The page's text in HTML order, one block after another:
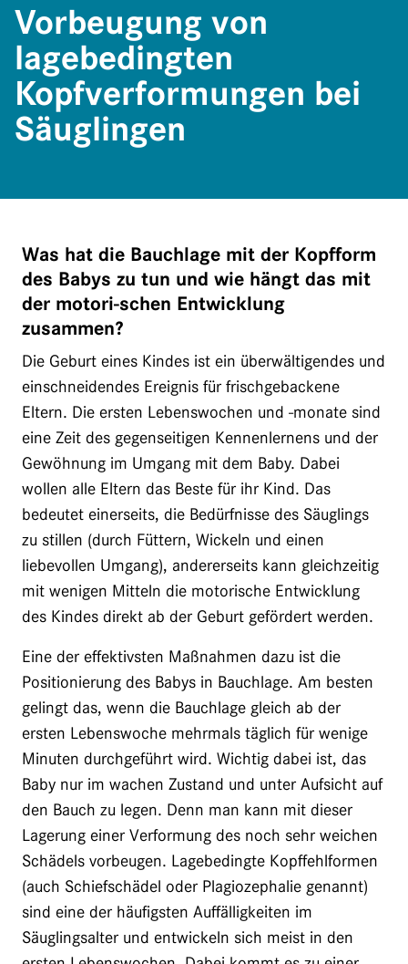
Vorbeugung von
lagebedingten
Kopfverformungen bei
Säuglingen
Was hat die Bauchlage mit der Kopfform
des Babys zu tun und wie hängt das mit
der motori-schen Entwicklung
zusammen?
Die Geburt eines Kindes ist ein überwältigendes und
einschneidendes Ereignis für frischgebackene
Eltern. Die ersten Lebenswochen und -monate sind
eine Zeit des gegenseitigen Kennenlernens und der
Gewöhnung im Umgang mit dem Baby. Dabei
wollen alle Eltern das Beste für ihr Kind. Das
bedeutet einerseits, die Bedürfnisse des Säuglings
zu stillen (durch Füttern, Wickeln und einen
liebevollen Umgang), andererseits kann gleichzeitig
mit wenigen Mitteln die motorische Entwicklung
des Kindes direkt ab der Geburt gefördert werden.
Eine der effektivsten Maßnahmen dazu ist die
Positionierung des Babys in Bauchlage. Am besten
gelingt das, wenn die Bauchlage gleich ab der
ersten Lebenswoche mehrmals täglich für wenige
Minuten durchgeführt wird. Wichtig dabei ist, das
Baby nur im wachen Zustand und unter Aufsicht auf
den Bauch zu legen. Denn man kann mit dieser
Lagerung einer Verformung des noch sehr weichen
Schädels vorbeugen. Lagebedingte Kopffehlformen
(auch Schiefschädel oder Plagiozephalie genannt)
sind eine der häufigsten Auffälligkeiten im
Säuglingsalter und entwickeln sich meist in den